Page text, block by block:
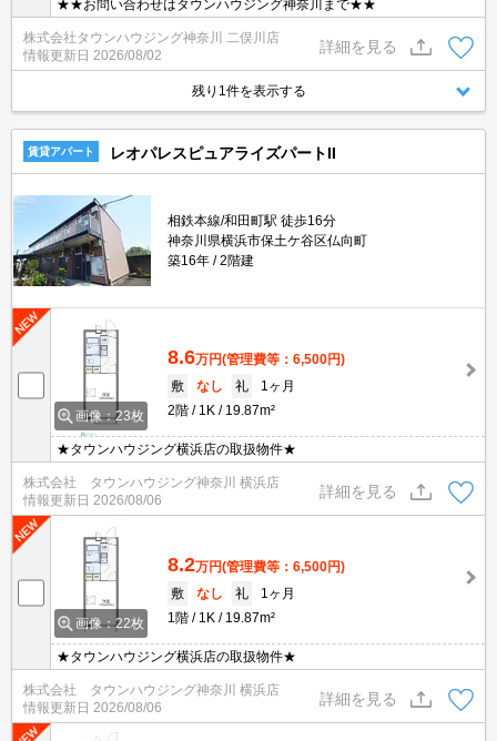
★★お問い合わせはタウンハウジング神奈川まで★★
株式会社タウンハウジング神奈川 二俣川店
情報更新日 2026/08/02
詳細を見る
残り1件を表示する
賃貸アパート レオパレスピュアライズパートII
相鉄本線/和田町駅 徒歩16分
神奈川県横浜市保土ケ谷区仏向町
築16年
2階建
画像：23枚
8.6万円(管理費等：6,500円)
敷
なし 礼
1ヶ月
2階
1K 19.87m²
★タウンハウジング横浜店の取扱物件★
株式会社 タウンハウジング神奈川 横浜店
情報更新日 2026/08/06
詳細を見る
画像：22枚
8.2万円(管理費等：6,500円)
敷
なし 礼
1ヶ月
1階
1K 19.87m²
★タウンハウジング横浜店の取扱物件★
株式会社 タウンハウジング神奈川 横浜店
情報更新日 2026/08/06
詳細を見る